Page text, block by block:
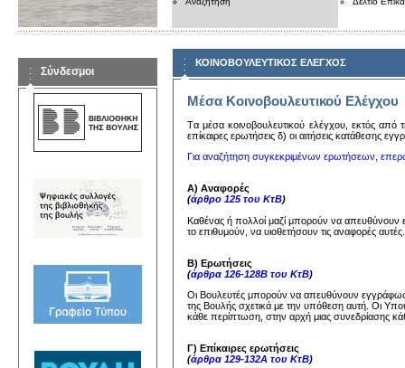
Σύνδεσμοι
ΚΟΙΝΟΒΟΥΛΕΥΤΙΚΟΣ ΕΛΕΓΧΟΣ
Μέσα Κοινοβουλευτικού Ελέγχου
Tα μέσα κoινoβoυλευτικoύ ελέγχoυ, εκτός από
επίκαιρες ερωτήσεις δ) oι αιτήσεις κατάθεσης
Για αναζήτηση συγκεκριμένων ερωτήσεων,
Α) Αναφορές
(άρθρο 125 του ΚτΒ)
Καθένας ή πολλοί μαζί μπορούν να
το επιθυμούν, να υιοθετήσουν τις αναφορές
Β) Ερωτήσεις
(άρθρα 126-128Β του ΚτΒ)
Οι Βουλευτές μπορούν να απευθύνουν
της Βουλής σχετικά με την υπόθεση αυτή. Οι
κάθε περίπτωση, στην αρχή μιας συνεδρίασης
Γ) Επίκαιρες ερωτήσεις
(άρθρα 129-132Α του ΚτΒ)